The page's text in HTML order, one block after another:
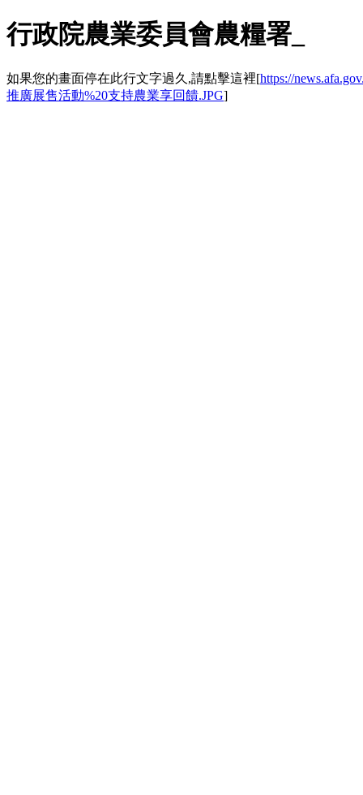
行政院農業委員會農糧署_
如果您的畫面停在此行文字過久,請點擊這裡[https://
推廣展售活動%20支持農業享回饋.JPG]